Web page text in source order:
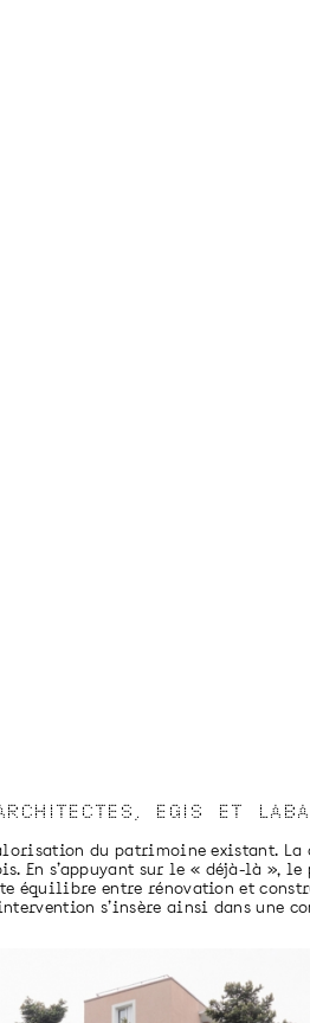
EGIS ET
du patrimoine existant. La
En s’appuyant sur le « déjà-là »,
équilibre entre rénovation et
s’insère ainsi dans